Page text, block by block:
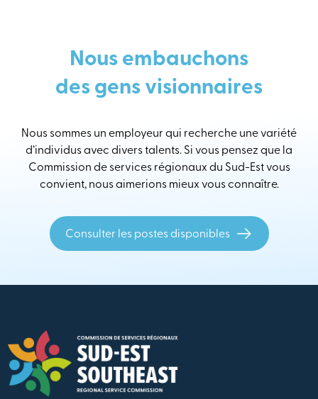
Nous embauchons
des gens visionnaires
Nous sommes un employeur qui recherche une variété
d’individus avec divers talents. Si vous pensez que la
Commission de services régionaux du Sud-Est vous
convient, nous aimerions mieux vous connaître.
Consulter les postes disponibles